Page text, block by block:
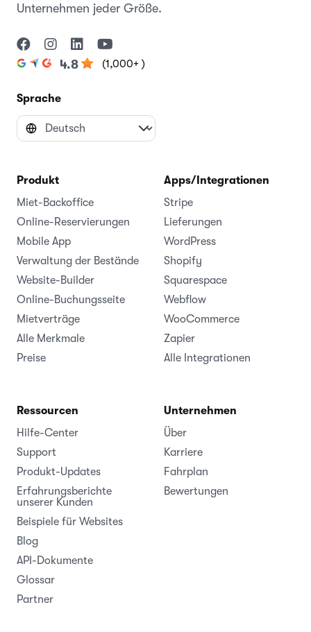
Unternehmen jeder Größe.
4.8 (1,000+ )
Sprache
Produkt
Miet-Backoffice
Online-Reservierungen
Mobile App
Verwaltung der Bestände
Website-Builder
Online-Buchungsseite
Mietverträge
Alle Merkmale
Preise
Apps/Integrationen
Stripe
Lieferungen
WordPress
Shopify
Squarespace
Webflow
WooCommerce
Zapier
Alle Integrationen
Ressourcen
Hilfe-Center
Support
Produkt-Updates
Erfahrungsberichte
unserer Kunden
Beispiele für Websites
Blog
API-Dokumente
Glossar
Partner
Unternehmen
Über
Karriere
Fahrplan
Bewertungen